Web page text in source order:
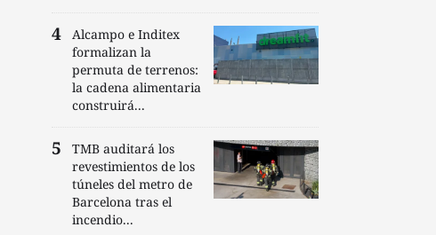
Alcampo e Inditex
formalizan la
permuta de terrenos:
la cadena alimentaria
construirá...
TMB auditará los
revestimientos de los
túneles del metro de
Barcelona tras el
incendio...